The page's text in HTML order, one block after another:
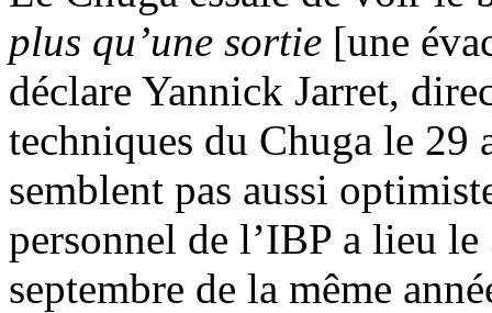
plus qu’une sortie [une
déclare Yannick Jarret,
techniques du Chuga le 29
semblent pas aussi
personnel de l’IBP a lieu
septembre de la même